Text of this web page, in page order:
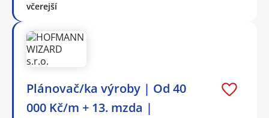
včerejší
Plánovač/ka výroby | Od 40
000 Kč/m + 13. mzda |